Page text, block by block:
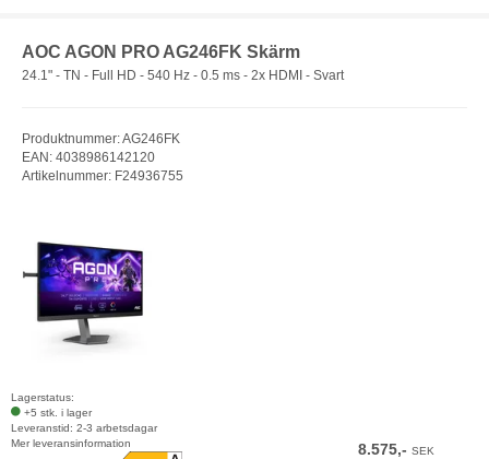
AOC AGON PRO AG246FK Skärm
24.1" - TN - Full HD - 540 Hz - 0.5 ms - 2x HDMI - Svart
Produktnummer: AG246FK
EAN: 4038986142120
Artikelnummer: F24936755
Lagerstatus:
+5 stk. i lager
Leveranstid: 2-3 arbetsdagar
Mer leveransinformation
8.575,-SEK